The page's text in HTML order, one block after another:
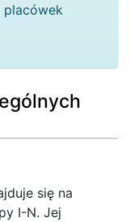
placówek
się na
I-N. Jej